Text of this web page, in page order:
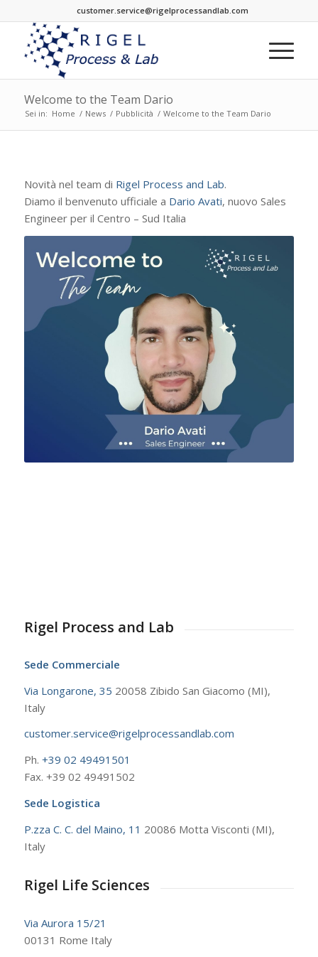
customer.service@rigelprocessandlab.com
Welcome to the Team Dario
Sei in: Home / News / Pubblicità / Welcome to the Team Dario
Novità nel team di Rigel Process and Lab.
Diamo il benvenuto ufficiale a Dario Avati, nuovo Sales
Engineer per il Centro – Sud Italia
Rigel Process and Lab
Sede Commerciale
Via Longarone, 35 20058 Zibido San Giacomo (MI),
Italy
customer.service@rigelprocessandlab.com
Ph. +39 02 49491501
Fax. +39 02 49491502
Sede Logistica
P.zza C. C. del Maino, 11 20086 Motta Visconti (MI),
Italy
Rigel Life Sciences
Via Aurora 15/21
00131 Rome Italy